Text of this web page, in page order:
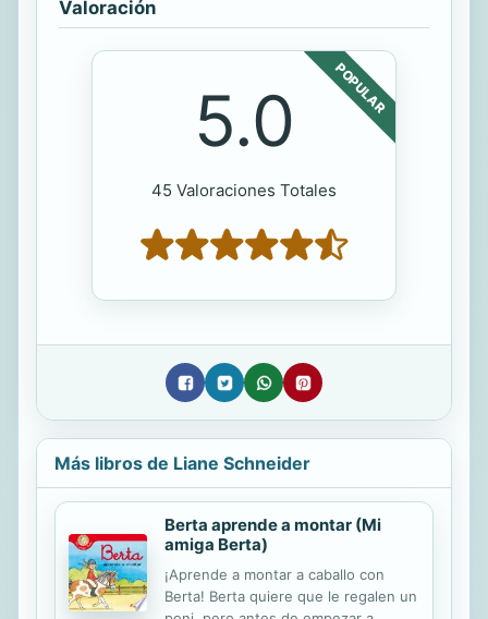
Valoración
POPULAR
5.0
45 Valoraciones Totales
Más libros de Liane Schneider
Berta aprende a montar (Mi
amiga Berta)
¡Aprende a montar a caballo con
Berta! Berta quiere que le regalen un